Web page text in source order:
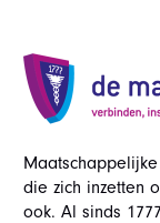
die zich inzetten
ook. Al sinds